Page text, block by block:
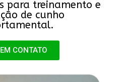
para treinamento e
de cunho
CONTATO